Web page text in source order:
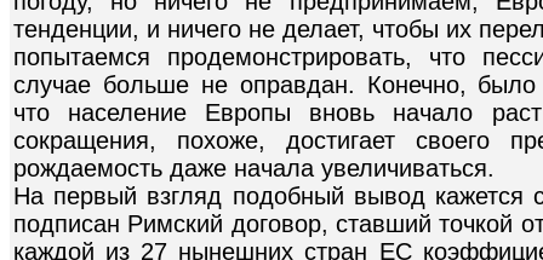
тенденции, и ничего не делает, чтобы их
попытаемся продемонстрировать, что
случае больше не оправдан. Конечно,
что население Европы вновь начало
сокращения, похоже, достигает своего
рождаемость даже начала увеличиваться.
На первый взгляд подобный вывод кажется
подписан Римский договор, ставший точкой
каждой из 27 нынешних стран ЕС